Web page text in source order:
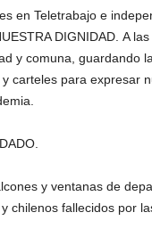
en Teletrabajo e
DIGNIDAD. A
y comuna, guardando
carteles para expresar
y ventanas de
chilenos fallecidos por